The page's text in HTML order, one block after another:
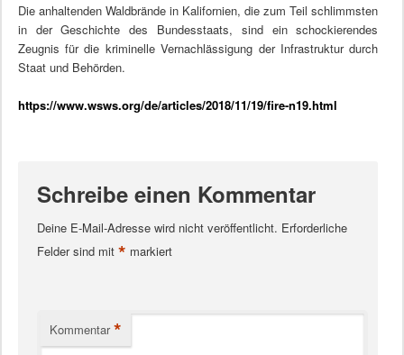
Die anhaltenden Waldbrände in Kalifornien, die zum Teil schlimmsten
in der Geschichte des Bundesstaats, sind ein schockierendes
Zeugnis für die kriminelle Vernachlässigung der Infrastruktur durch
Staat und Behörden.
https://www.wsws.org/de/articles/2018/11/19/fire-n19.html
Schreibe einen Kommentar
Deine E-Mail-Adresse wird nicht veröffentlicht. Erforderliche
Felder sind mit * markiert
Kommentar *